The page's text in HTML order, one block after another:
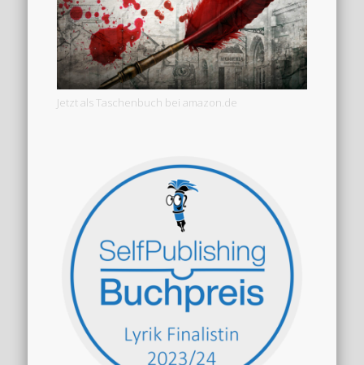
Jetzt als Taschenbuch bei amazon.de